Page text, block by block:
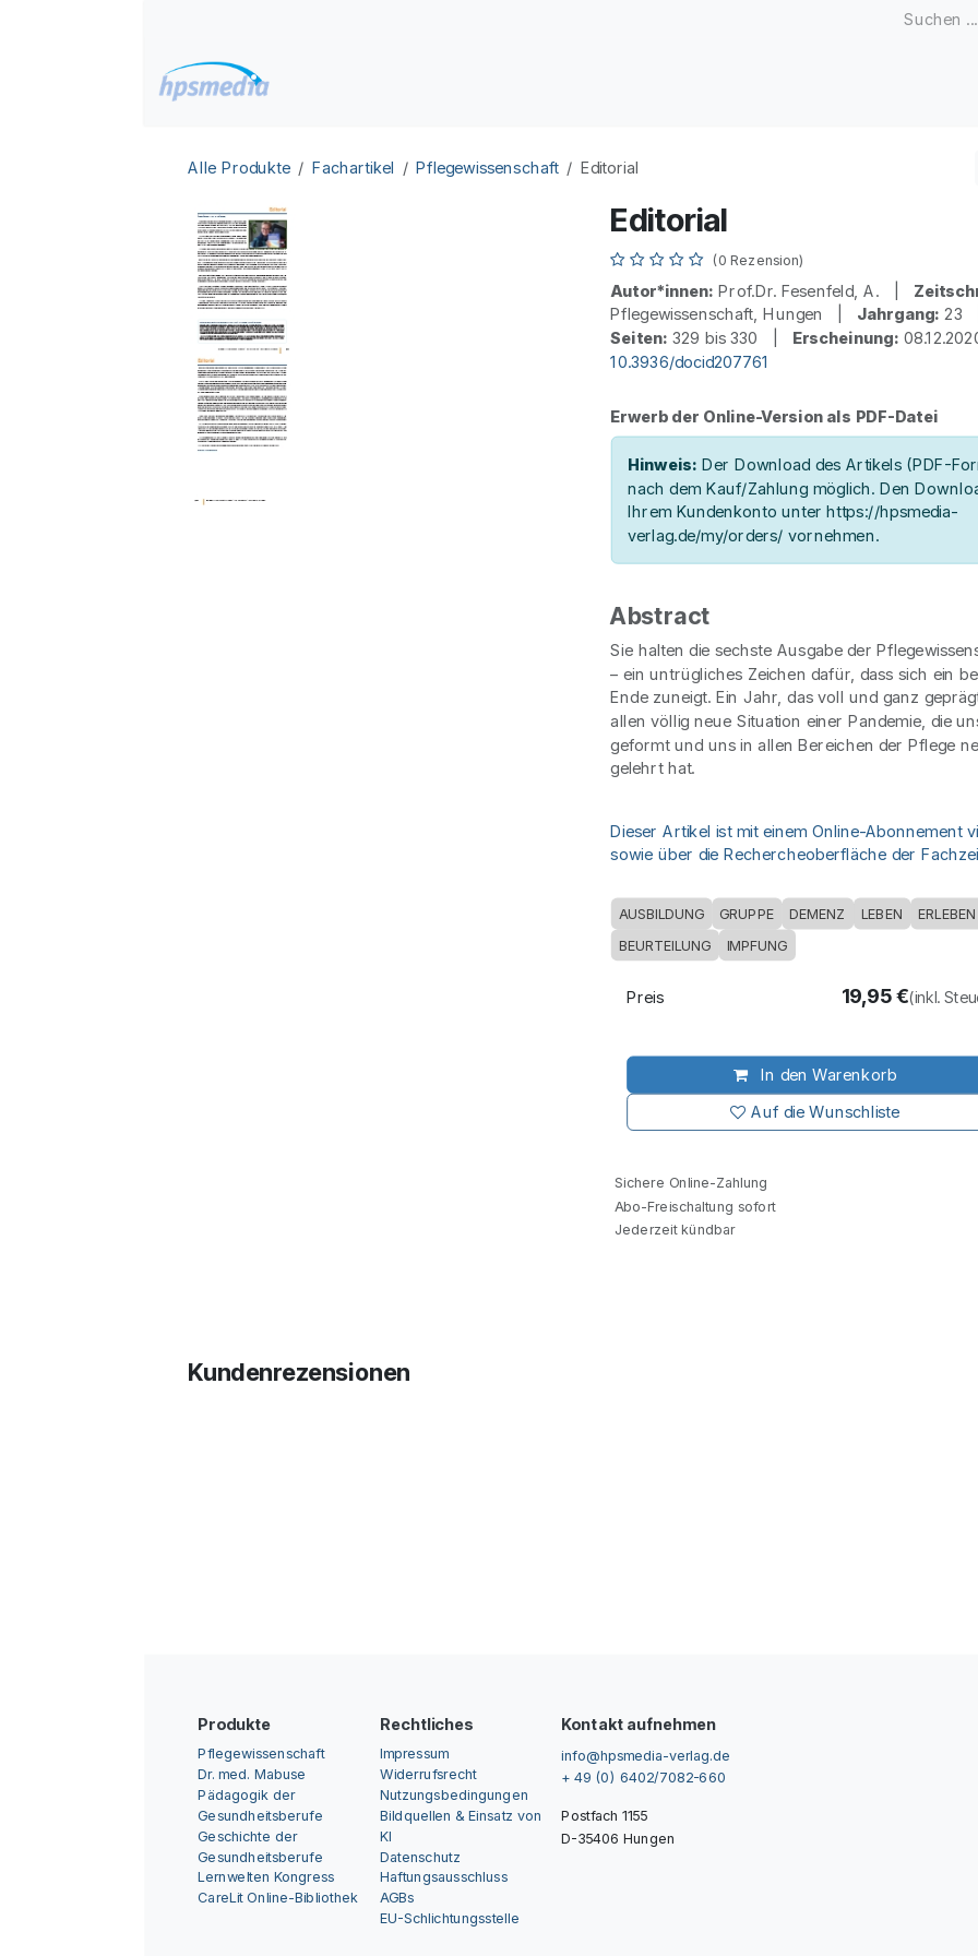
Alle Produkte Fachartikel Pflegewissenschaft Editorial
Editorial
(0 Rezension)
Autor*innen: Prof.Dr. Fesenfeld, A. |
Pflegewissenschaft, Hungen | Jahrgang: 23
Seiten: 329 bis 330 | Erscheinung:
10.3936/docid207761
Erwerb der Online-Version als PDF-Datei
Hinweis: Der Download des Artikels (PDF-
nach dem Kauf/Zahlung möglich. Den
Ihrem Kundenkonto unter https://hpsmedia-
verlag.de/my/orders/ vornehmen.
Abstract
Sie halten die sechste Ausgabe der
– ein untrügliches Zeichen dafür, dass sich ein
Ende zuneigt. Ein Jahr, das voll und ganz
allen völlig neue Situation einer Pandemie, die
geformt und uns in allen Bereichen der Pflege
gelehrt hat.
Dieser Artikel ist mit einem Online-Abonnement
sowie über die Rechercheoberfläche der
AUSBILDUNG GRUPPE DEMENZ LEBEN ERLEBEN
BEURTEILUNG IMPFUNG
In den Warenkorb
Auf die Wunschliste
Preis 19,95€(inkl.
Sichere Online-Zahlung
Abo-Freischaltung sofort
Jederzeit kündbar
Kundenrezensionen
Produkte
Pflegewissenschaft
Dr. med. Mabuse
Pädagogik der
Gesundheitsberufe
Geschichte der
Gesundheitsberufe
Lernwelten Kongress
CareLit Online-Bibliothek
Rechtliches
Impressum
Widerrufsrecht
Nutzungsbedingungen
Bildquellen & Einsatz von
KI
Datenschutz
Haftungsausschluss
AGBs
EU-Schlichtungsstelle
Kontakt aufnehmen
info@hpsmedia-verlag.de
+ 49 (0) 6402/7082-660
Postfach 1155
D-35406 Hungen